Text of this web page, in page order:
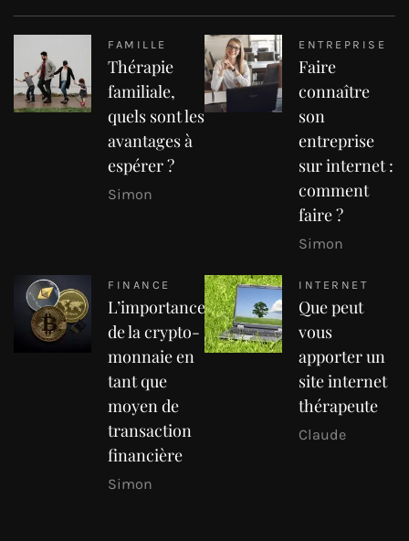
FAMILLE
Thérapie
familiale,
quels sont les
avantages à
espérer ?
Simon
ENTREPRISE
Faire
connaître
son
entreprise
sur internet :
comment
faire ?
Simon
FINANCE
L’importance
de la crypto-
monnaie en
tant que
moyen de
transaction
financière
Simon
INTERNET
Que peut
vous
apporter un
site internet
thérapeute
Claude